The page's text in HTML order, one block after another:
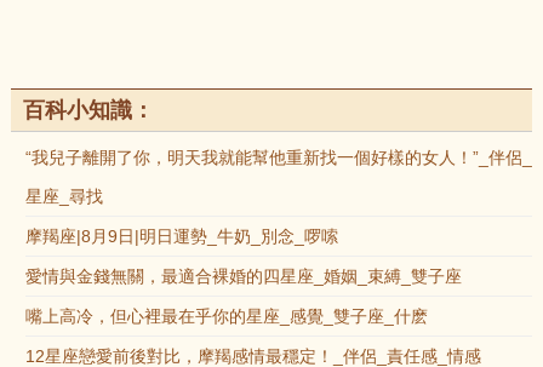
百科小知識：
“我兒子離開了你，明天我就能幫他重新找一個好樣的女人！”_伴侶_
星座_尋找
摩羯座|8月9日|明日運勢_牛奶_別念_啰嗦
愛情與金錢無關，最適合裸婚的四星座_婚姻_束縛_雙子座
嘴上高冷，但心裡最在乎你的星座_感覺_雙子座_什麽
12星座戀愛前後對比，摩羯感情最穩定！_伴侶_責任感_情感